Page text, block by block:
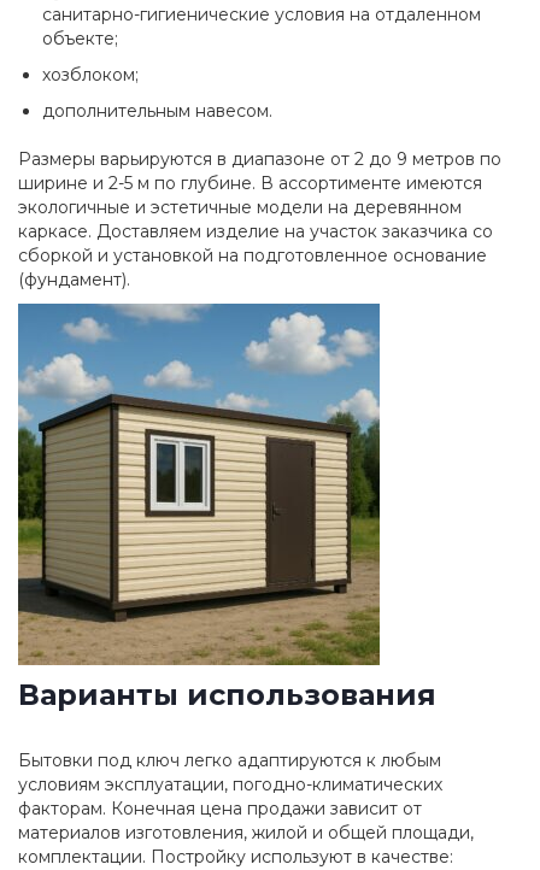
санитарно-гигиенические условия на отдаленном
объекте;
хозблоком;
дополнительным навесом.
Размеры варьируются в диапазоне от 2 до 9 метров по
ширине и 2-5 м по глубине. В ассортименте имеются
экологичные и эстетичные модели на деревянном
каркасе. Доставляем изделие на участок заказчика со
сборкой и установкой на подготовленное основание
(фундамент).
Варианты использования
Бытовки под ключ легко адаптируются к любым
условиям эксплуатации, погодно-климатических
факторам. Конечная цена продажи зависит от
материалов изготовления, жилой и общей площади,
комплектации. Постройку используют в качестве: